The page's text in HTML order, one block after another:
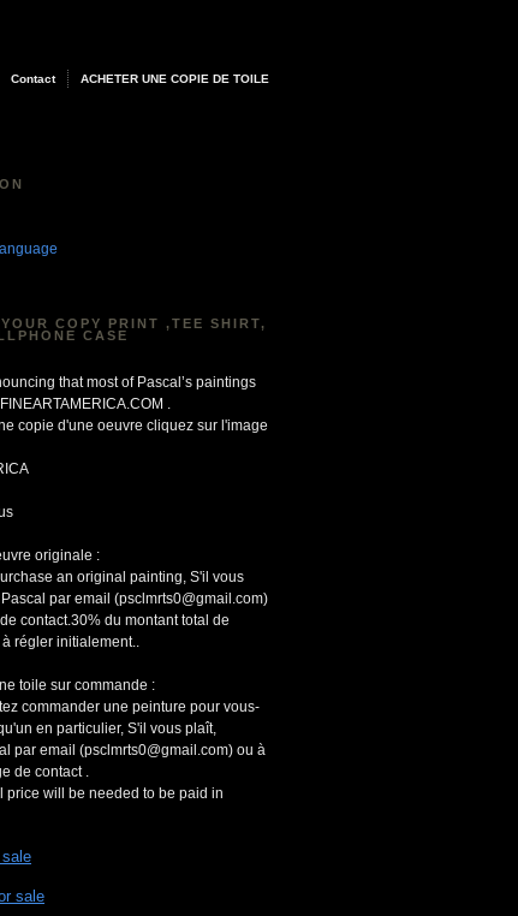
Contact ACHETER UNE COPIE DE TOILE
COPY PRINT ,TEE SHIRT,
CASE
that most of Pascal’s paintings
.
copie d'une oeuvre cliquez sur l'image
originale :
an original painting, S'il vous
par email (psclmrts0@gmail.com)
contact.30% du montant total de
à régler initialement..
toile sur commande :
commander une peinture pour vous-
en particulier, S'il vous plaît,
par email (psclmrts0@gmail.com) ou à
de contact .
price will be needed to be paid in
sale